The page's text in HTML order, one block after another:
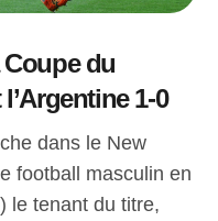
Coupe du
1-0
dans le New
football masculin en
le tenant du titre,